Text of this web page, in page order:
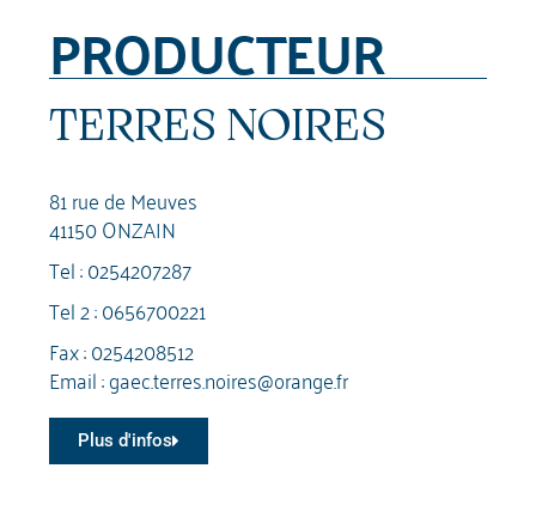
PRODUCTEUR
TERRES NOIRES
81 rue de Meuves
41150 ONZAIN
Tel :0254207287
Tel 2 :0656700221
Fax : 0254208512
Email :gaec.terres.noires@orange.fr
Plus d'infos